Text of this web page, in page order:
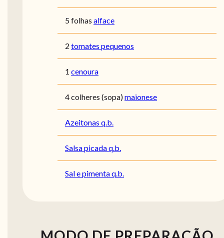
5 folhas alface
2 tomates pequenos
1 cenoura
4 colheres (sopa)maionese
Azeitonas q.b.
Salsa picada q.b.
Sal e pimenta q.b.